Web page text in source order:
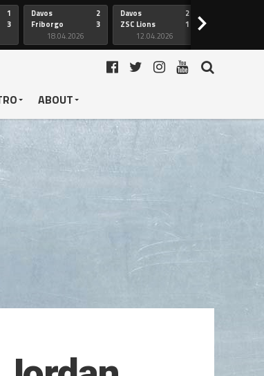
1
3
Davos
Friborgo
2
3
18.04.2026
Davos
ZSC Lions
2
1
12.04.2026
>
ABOUT